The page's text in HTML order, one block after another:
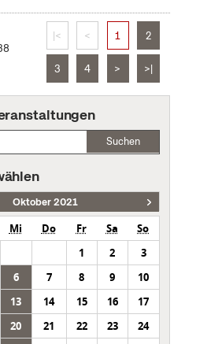
|< < 1 2
3 4 > >|
Suchen
Oktober 2021
Mi Do Fr Sa
So
1
2
3
6 7 8 9
10
13 14 15 16
17
20 21 22 23
24